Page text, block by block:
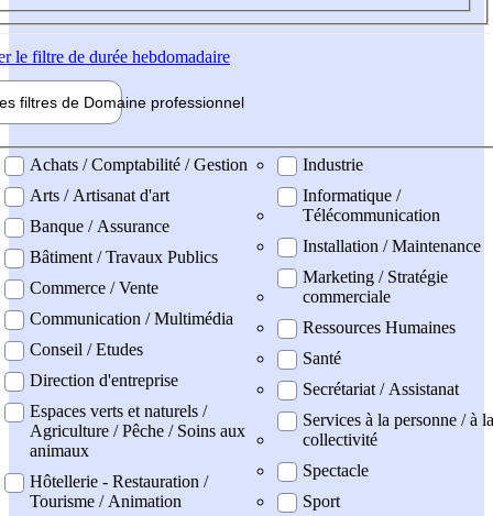
le filtre de durée hebdomadaire
filtres de Domaine professionnel
professionel
Achats / Comptabilité / Gestion
Arts / Artisanat d'art
Banque / Assurance
Bâtiment / Travaux Publics
Commerce / Vente
Communication / Multimédia
Conseil / Etudes
Direction d'entreprise
Espaces verts et naturels /
Agriculture / Pêche / Soins aux
animaux
Hôtellerie - Restauration /
Tourisme / Animation
Industrie
Informatique /
Télécommunication
Installation / Maintenance
Marketing / Stratégie
commerciale
Ressources Humaines
Santé
Secrétariat / Assistanat
Services à la personne / à la
collectivité
Spectacle
Sport